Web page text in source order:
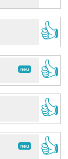
👍
neu
👍
👍
neu
👍